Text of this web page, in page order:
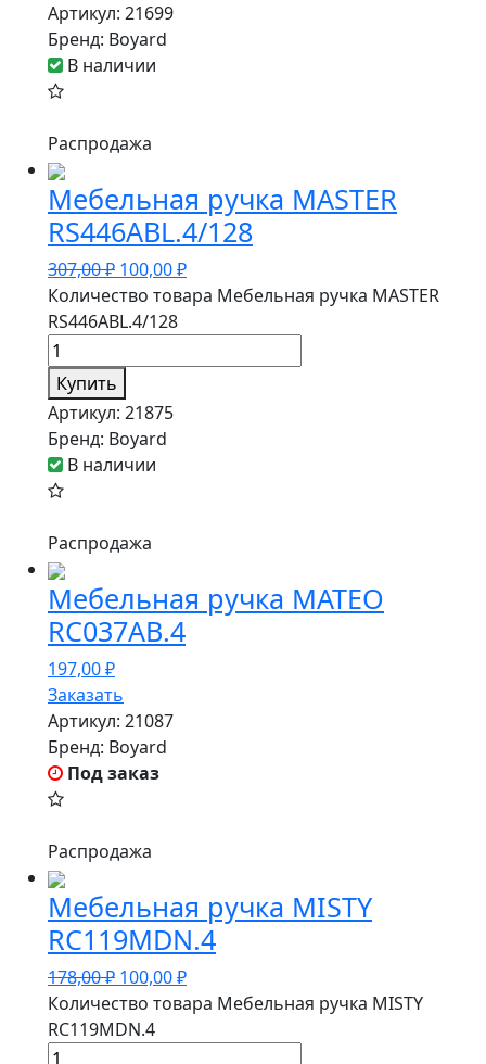
Артикул: 21699
Бренд: Boyard
В наличии
Распродажа
Мебельная ручка MASTER
RS446ABL.4/128
307,00₽ 100,00₽
Количество товара Мебельная ручка MASTER
RS446ABL.4/128
Купить
Артикул: 21875
Бренд: Boyard
В наличии
Распродажа
Мебельная ручка MATEO
RC037AB.4
197,00₽
Заказать
Артикул: 21087
Бренд: Boyard
Под заказ
Распродажа
Мебельная ручка MISTY
RC119MDN.4
178,00₽ 100,00₽
Количество товара Мебельная ручка MISTY
RC119MDN.4